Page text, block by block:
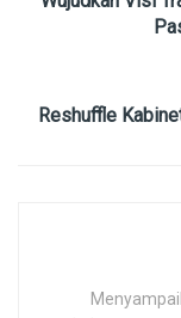
Reshuffle